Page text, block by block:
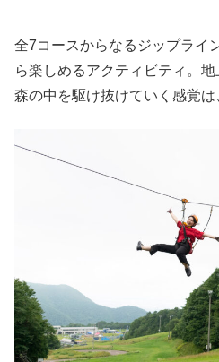
全7コースからなるジップライ
ら楽しめるアクティビティ。
森の中を駆け抜けていく感覚は